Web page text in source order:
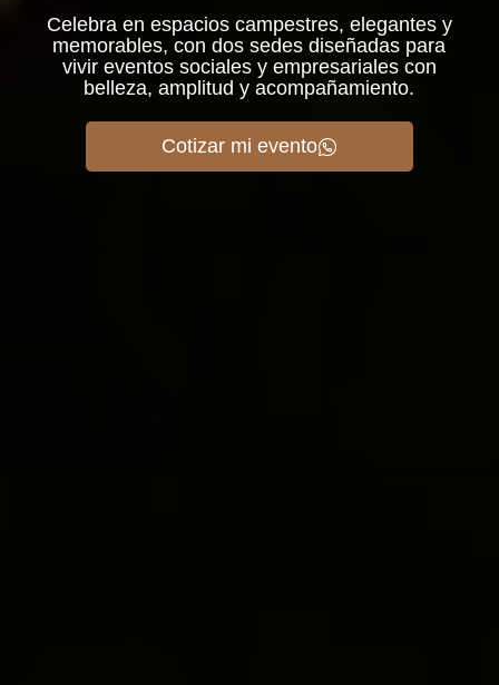
Celebra en espacios campestres, elegantes y
memorables, con dos sedes diseñadas para
vivir eventos sociales y empresariales con
belleza, amplitud y acompañamiento.
Cotizar mi evento